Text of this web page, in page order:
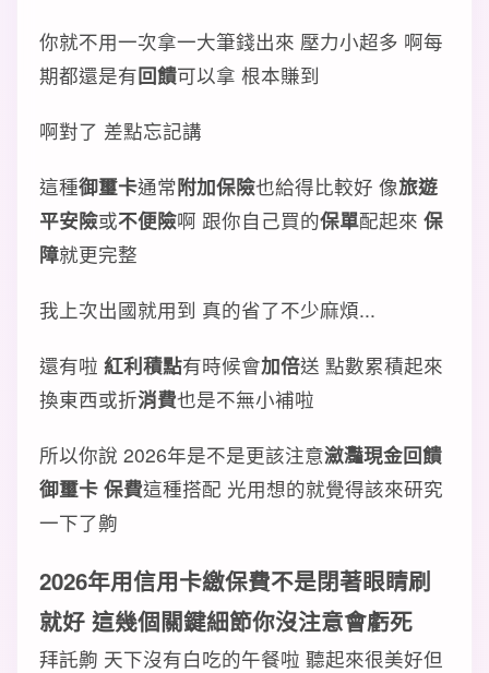
你就不用一次拿一大筆錢出來 壓力小超多 啊每
期都還是有回饋可以拿 根本賺到
啊對了 差點忘記講
這種御璽卡通常附加保險也給得比較好 像旅遊
平安險或不便險啊 跟你自己買的保單配起來 保
障就更完整
我上次出國就用到 真的省了不少麻煩...
還有啦 紅利積點有時候會加倍送 點數累積起來
換東西或折消費也是不無小補啦
所以你說 2026年是不是更該注意瀲灩現金回饋
御璽卡 保費這種搭配 光用想的就覺得該來研究
一下了齁
2026年用信用卡繳保費不是閉著眼睛刷
就好 這幾個關鍵細節你沒注意會虧死
拜託齁 天下沒有白吃的午餐啦 聽起來很美好但